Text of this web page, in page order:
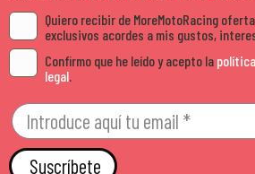
Quiero recibir de MoreMotoRacing
exclusivos acordes a mis gustos,
Confirmo que he leído y acepto la
legal
Suscríbete